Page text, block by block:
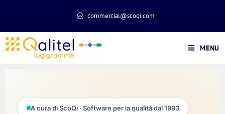
commercial@scoqi.com
MENU
A cura di ScoQi · Software per la qualità dal 1993